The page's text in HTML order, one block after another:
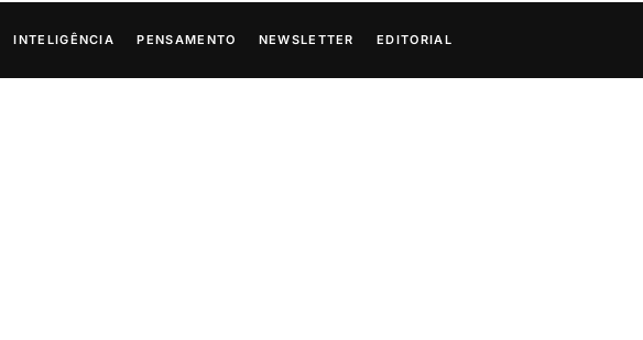
INTELIGÊNCIA PENSAMENTO NEWSLETTER EDITORIAL